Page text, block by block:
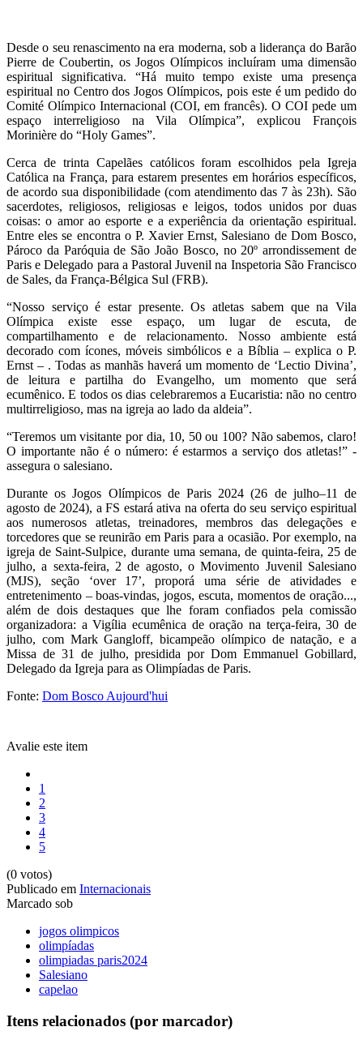
Desde o seu renascimento na era moderna, sob a liderança do Barão
Pierre de Coubertin, os Jogos Olímpicos incluíram uma dimensão
espiritual significativa. “Há muito tempo existe uma presença
espiritual no Centro dos Jogos Olímpicos, pois este é um pedido do
Comité Olímpico Internacional (COI, em francês). O COI pede um
espaço interreligioso na Vila Olímpica”, explicou François
Morinière do “Holy Games”.
Cerca de trinta Capelães católicos foram escolhidos pela Igreja
Católica na França, para estarem presentes em horários específicos,
de acordo sua disponibilidade (com atendimento das 7 às 23h). São
sacerdotes, religiosos, religiosas e leigos, todos unidos por duas
coisas: o amor ao esporte e a experiência da orientação espiritual.
Entre eles se encontra o P. Xavier Ernst, Salesiano de Dom Bosco,
Pároco da Paróquia de São João Bosco, no 20º arrondissement de
Paris e Delegado para a Pastoral Juvenil na Inspetoria São Francisco
de Sales, da França-Bélgica Sul (FRB).
“Nosso serviço é estar presente. Os atletas sabem que na Vila
Olímpica existe esse espaço, um lugar de escuta, de
compartilhamento e de relacionamento. Nosso ambiente está
decorado com ícones, móveis simbólicos e a Bíblia – explica o P.
Ernst – . Todas as manhãs haverá um momento de ‘Lectio Divina’,
de leitura e partilha do Evangelho, um momento que será
ecumênico. E todos os dias celebraremos a Eucaristia: não no centro
multirreligioso, mas na igreja ao lado da aldeia”.
“Teremos um visitante por dia, 10, 50 ou 100? Não sabemos, claro!
O importante não é o número: é estarmos a serviço dos atletas!” -
assegura o salesiano.
Durante os Jogos Olímpicos de Paris 2024 (26 de julho–11 de
agosto de 2024), a FS estará ativa na oferta do seu serviço espiritual
aos numerosos atletas, treinadores, membros das delegações e
torcedores que se reunirão em Paris para a ocasião. Por exemplo, na
igreja de Saint-Sulpice, durante uma semana, de quinta-feira, 25 de
julho, a sexta-feira, 2 de agosto, o Movimento Juvenil Salesiano
(MJS), seção ‘over 17’, proporá uma série de atividades e
entretenimento – boas-vindas, jogos, escuta, momentos de oração...,
além de dois destaques que lhe foram confiados pela comissão
organizadora: a Vigília ecumênica de oração na terça-feira, 30 de
julho, com Mark Gangloff, bicampeão olímpico de natação, e a
Missa de 31 de julho, presidida por Dom Emmanuel Gobillard,
Delegado da Igreja para as Olimpíadas de Paris.
Fonte: Dom Bosco Aujourd'hui
Avalie este item
1
2
3
4
5
(0 votos)
Publicado em Internacionais
Marcado sob
jogos olimpicos
olimpíadas
olimpiadas paris2024
Salesiano
capelao
Itens relacionados (por marcador)